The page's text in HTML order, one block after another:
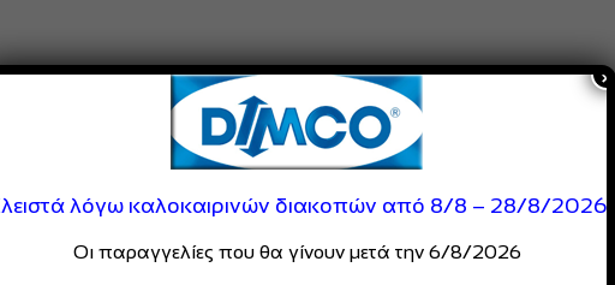
λόγω καλοκαιρινών διακοπών από 8/8 – 28/8/2026
Οι παραγγελίες που θα γίνουν μετά την 6/8/2026
×